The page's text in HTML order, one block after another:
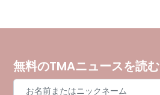
無料のTMAニュースを読む